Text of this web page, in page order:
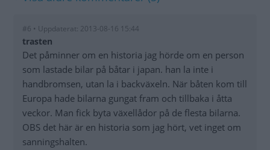
#6 • Uppdaterat: 2013-08-16 15:44
trasten
Det påminner om en historia jag hörde om en person
som lastade bilar på båtar i japan. han la inte i
handbromsen, utan la i backväxeln. När båten kom till
Europa hade bilarna gungat fram och tillbaka i åtta
veckor. Man fick byta växellådor på de flesta bilarna.
OBS det här är en historia som jag hört, vet inget om
sanningshalten.